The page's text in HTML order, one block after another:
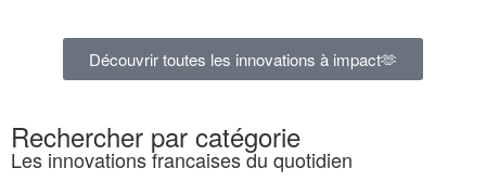
Découvrir toutes les innovations à impact🫶
Rechercher par catégorie
Les innovations francaises du quotidien